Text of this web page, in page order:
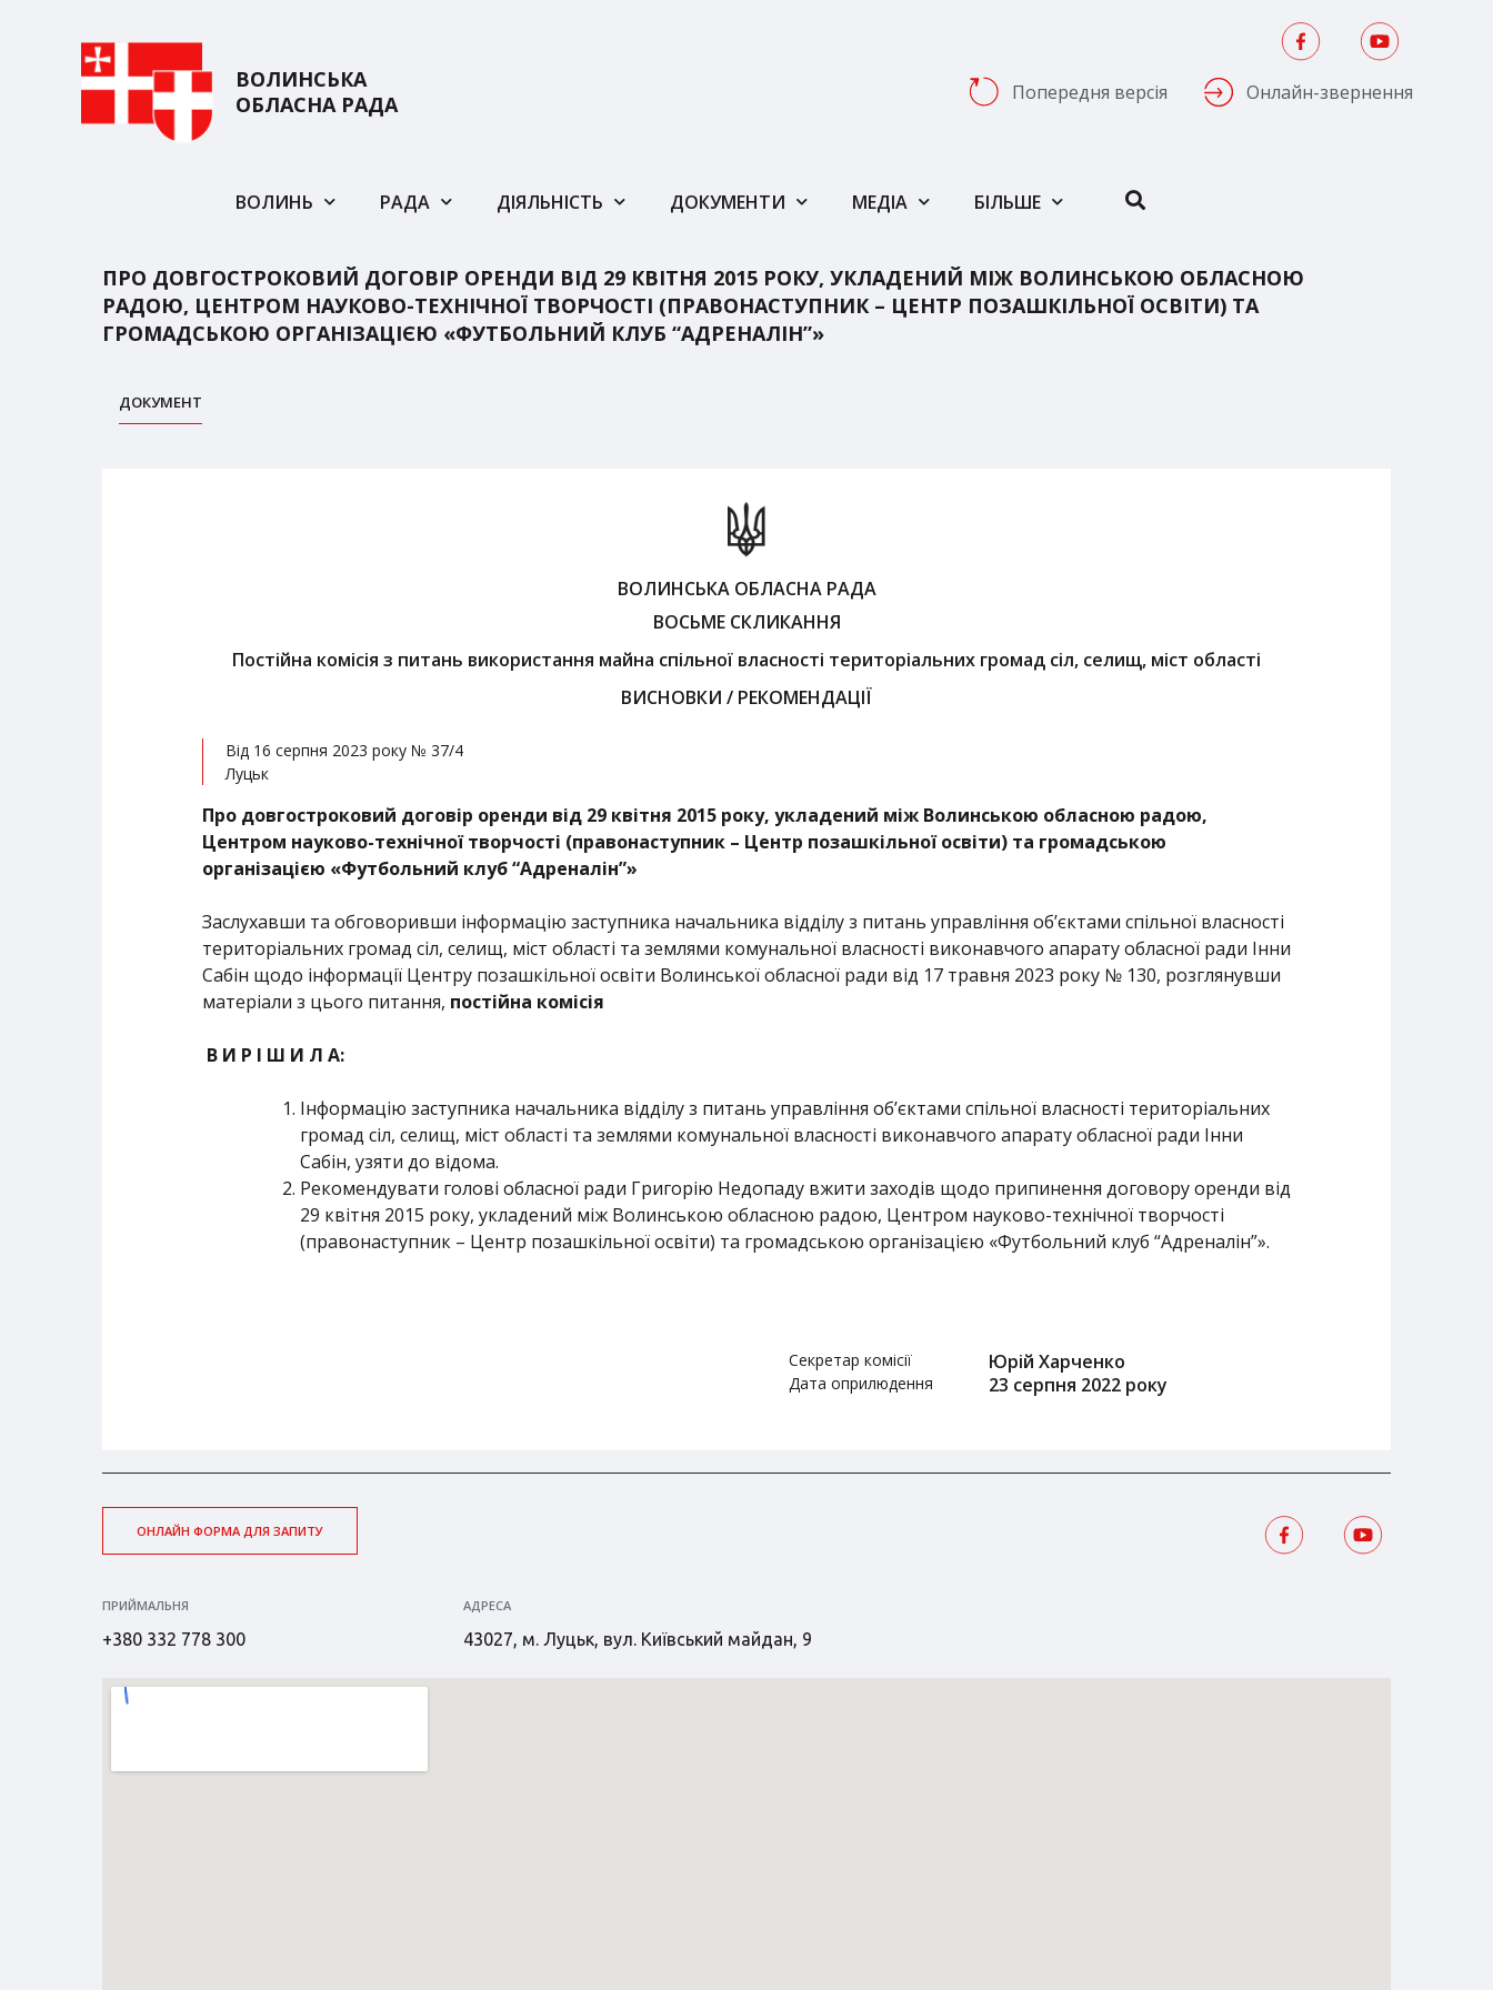
ВОЛИНСЬКА
ОБЛАСНА РАДА
Попередня версія Онлайн-звернення
ВОЛИНЬ РАДА ДІЯЛЬНІСТЬ ДОКУМЕНТИ МЕДІА БІЛЬШЕ
ПРО ДОВГОСТРОКОВИЙ ДОГОВІР ОРЕНДИ ВІД 29 КВІТНЯ 2015 РОКУ, УКЛАДЕНИЙ МІЖ ВОЛИНСЬКОЮ ОБЛАСНОЮ
РАДОЮ, ЦЕНТРОМ НАУКОВО-ТЕХНІЧНОЇ ТВОРЧОСТІ (ПРАВОНАСТУПНИК – ЦЕНТР ПОЗАШКІЛЬНОЇ ОСВІТИ) ТА
ГРОМАДСЬКОЮ ОРГАНІЗАЦІЄЮ «ФУТБОЛЬНИЙ КЛУБ “АДРЕНАЛІН”»
ДОКУМЕНТ
ВОЛИНСЬКА ОБЛАСНА РАДА
ВОСЬМЕ СКЛИКАННЯ
Постійна комісія з питань використання майна спільної власності територіальних громад сіл, селищ, міст області
ВИСНОВКИ / РЕКОМЕНДАЦІЇ
Від 16 серпня 2023 року № 37/4
Луцьк
Про довгостроковий договір оренди від 29 квітня 2015 року, укладений між Волинською обласною радою,
Центром науково-технічної творчості (правонаступник – Центр позашкільної освіти) та громадською
організацією «Футбольний клуб “Адреналін”»
Заслухавши та обговоривши інформацію заступника начальника відділу з питань управління об’єктами спільної власності
територіальних громад сіл, селищ, міст області та землями комунальної власності виконавчого апарату обласної ради Інни
Сабін щодо інформації Центру позашкільної освіти Волинської обласної ради від 17 травня 2023 року № 130, розглянувши
матеріали з цього питання, постійна комісія
В И Р І Ш И Л А:
Інформацію заступника начальника відділу з питань управління об’єктами спільної власності територіальних
громад сіл, селищ, міст області та землями комунальної власності виконавчого апарату обласної ради Інни
Сабін, узяти до відома.
Рекомендувати голові обласної ради Григорію Недопаду вжити заходів щодо припинення договору оренди від
29 квітня 2015 року, укладений між Волинською обласною радою, Центром науково-технічної творчості
(правонаступник – Центр позашкільної освіти) та громадською організацією «Футбольний клуб “Адреналін”».
Секретар комісії Юрій Харченко
Дата оприлюдення 23 серпня 2022 року
ОНЛАЙН ФОРМА ДЛЯ ЗАПИТУ
ПРИЙМАЛЬНЯ
+380 332 778 300
АДРЕСА
43027, м. Луцьк, вул. Київський майдан, 9